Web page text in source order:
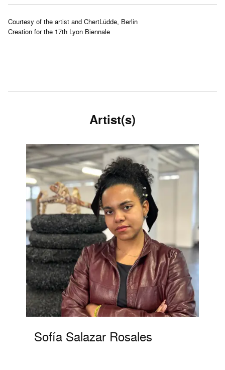
Courtesy of the artist and ChertLüdde, Berlin
Creation for the 17th Lyon Biennale
Artist(s)
Sofía Salazar Rosales